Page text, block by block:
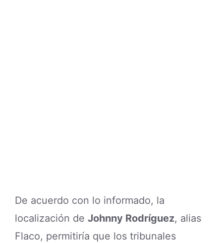
De acuerdo con lo informado, la
localización de Johnny Rodríguez, alias
Flaco, permitiría que los tribunales